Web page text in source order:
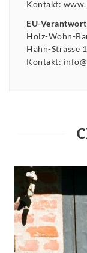
Kontakt:
EU-
Holz-Wohn-
Hahn-Strasse
Kontakt: